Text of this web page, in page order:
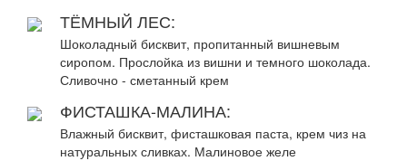
ТЁМНЫЙ ЛЕС:
Шоколадный бисквит, пропитанный вишневым
сиропом. Прослойка из вишни и темного шоколада.
Сливочно - сметанный крем
ФИСТАШКА-МАЛИНА:
Влажный бисквит, фисташковая паста, крем чиз на
натуральных сливках. Малиновое желе